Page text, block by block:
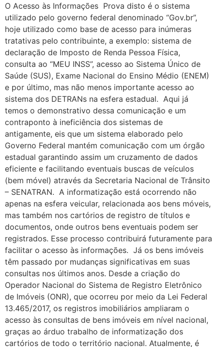
O Acesso às Informações Prova disto é o sistema
utilizado pelo governo federal denominado “Gov.br”,
hoje utilizado como base de acesso para inúmeras
tratativas pelo contribuinte, a exemplo: sistema de
declaração de Imposto de Renda Pessoa Física,
consulta ao “MEU INSS”, acesso ao Sistema Único de
Saúde (SUS), Exame Nacional do Ensino Médio (ENEM)
e por último, mas não menos importante acesso ao
sistema dos DETRANs na esfera estadual. Aqui já
temos o demonstrativo dessa comunicação e um
contraponto à ineficiência dos sistemas de
antigamente, eis que um sistema elaborado pelo
Governo Federal mantém comunicação com um órgão
estadual garantindo assim um cruzamento de dados
eficiente e facilitando eventuais buscas de veículos
(bem móvel) através da Secretaria Nacional de Trânsito
– SENATRAN. A informatização está ocorrendo não
apenas na esfera veicular, relacionada aos bens móveis,
mas também nos cartórios de registro de títulos e
documentos, onde outros bens eventuais podem ser
registrados. Esse processo contribuirá futuramente para
facilitar o acesso às informações. Já os bens imóveis
têm passado por mudanças significativas em suas
consultas nos últimos anos. Desde a criação do
Operador Nacional do Sistema de Registro Eletrônico
de Imóveis (ONR), que ocorreu por meio da Lei Federal
13.465/2017, os registros imobiliários ampliaram o
acesso às consultas de bens imóveis em nível nacional,
graças ao árduo trabalho de informatização dos
cartórios de todo o território nacional. Atualmente, é